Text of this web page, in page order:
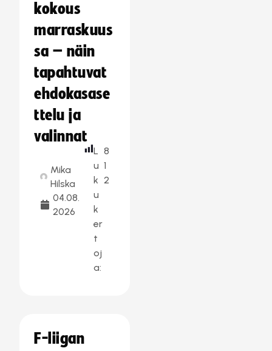
kokous
marraskuus
sa – näin
tapahtuvat
ehdokasase
ttelu ja
valinnat
Mika
Hilska
04.08.
2026
L
u
k
u
k
er
t
oj
a:
8
1
2
F-liigan